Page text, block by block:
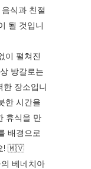
식과 친절
될 것입니
이 펼쳐진
방갈로는
한 장소입니
한 시간을
휴식을 만
배경으로
! 🇲🇻
베네치아